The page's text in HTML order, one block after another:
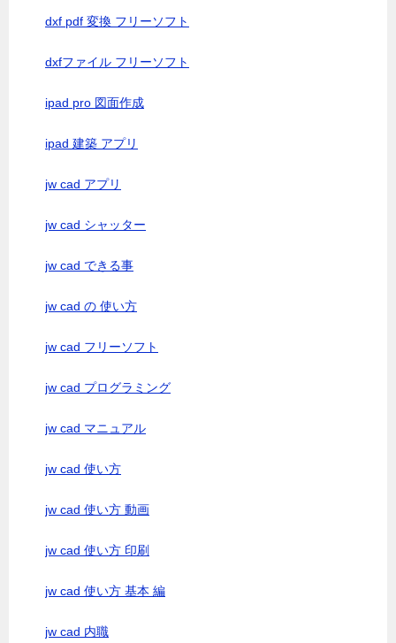
dxf pdf 変換 フリーソフト
dxfファイル フリーソフト
ipad pro 図面作成
ipad 建築 アプリ
jw cad アプリ
jw cad シャッター
jw cad できる事
jw cad の 使い方
jw cad フリーソフト
jw cad プログラミング
jw cad マニュアル
jw cad 使い方
jw cad 使い方 動画
jw cad 使い方 印刷
jw cad 使い方 基本 編
jw cad 内職